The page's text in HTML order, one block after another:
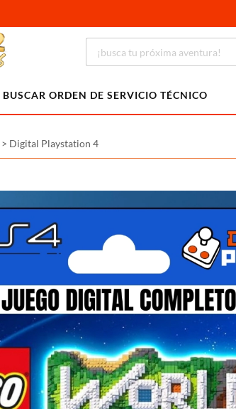
BUSCAR ORDEN DE SERVICIO TÉCNICO
> Digital Playstation 4